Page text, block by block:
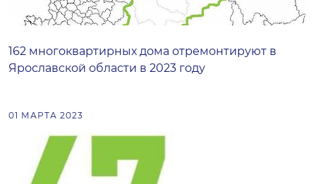
162 многоквартирных дома отремонтируют в
Ярославской области в 2023 году
01 МАРТА 2023